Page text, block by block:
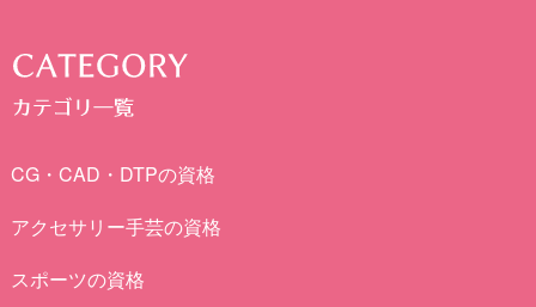
CG・CAD・DTPの資格
アクセサリー手芸の資格
スポーツの資格